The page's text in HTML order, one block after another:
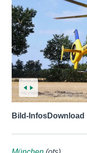
Bild-InfosDownload